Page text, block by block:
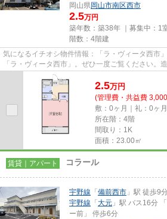
岡山県岡山市南区西市
2.5万円
築年数：築38年 ｜募集中： 1
階数：4階建
気になるイチオシ物件情報：「ラ・ヴィータ西市
「ラ・ヴィータ西市」。ぜひ一度ご覧ください。
をもって情報を提供できるマンシ...
2.5万円
(管理費・共益費
敷：0ヶ月｜礼：0ヶ月
所在階：4階
間取り：1K
面積：23.00㎡
賃貸｜アパート コラール
宇野線 「 備前西市 」駅 徒歩9
宇野線 「 大元 」駅 バス16分
ー前」 停歩6分